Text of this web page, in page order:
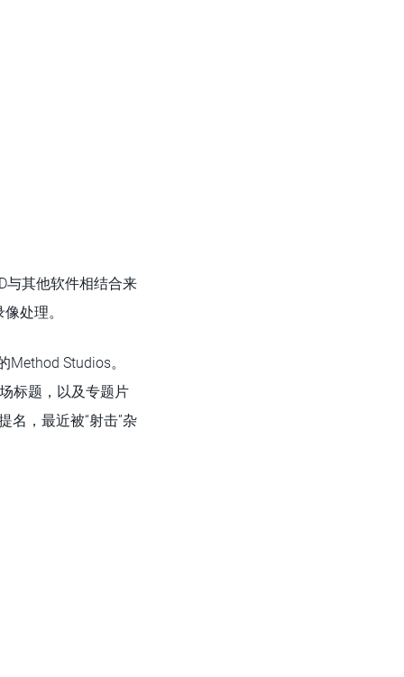
与其他软件相结合来
处理。
Studios。
标题，以及专题片
名，最近被“射击”杂